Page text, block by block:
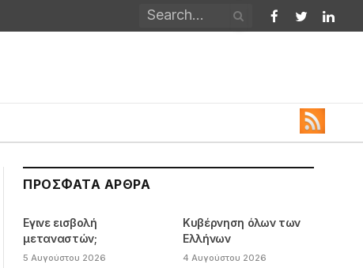
Facebook
Twitter
ΠΡΌΣΦΑΤΑ ΆΡΘΡΑ
Εγινε εισβολή
μεταναστών;
5 Αυγούστου 2026
Κυβέρνηση όλων των
Ελλήνων
4 Αυγούστου 2026